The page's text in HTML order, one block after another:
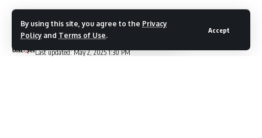
By using this site, you agree to the Privacy
Policy and Terms of Use.
Accept
Last updated: May 2, 2025 1:30 PM
Devbhumi Discover